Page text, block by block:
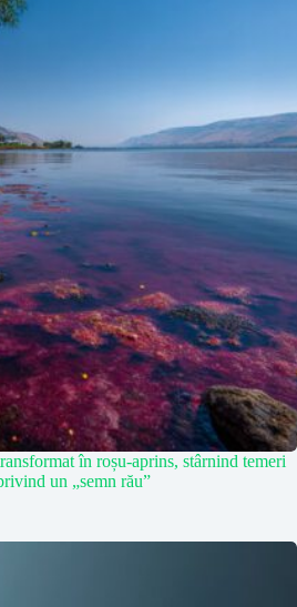
în roșu-aprins, stârnind temeri
un „semn rău”